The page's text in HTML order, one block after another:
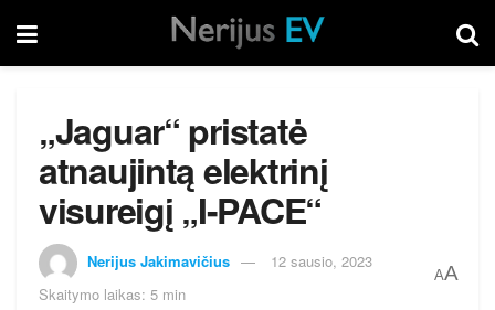
„Jaguar“ pristatė
atnaujintą elektrinį
visureigį „I-PACE“
Nerijus Jakimavičius
12 sausio, 2023
Skaitymo laikas: 5 min
AA